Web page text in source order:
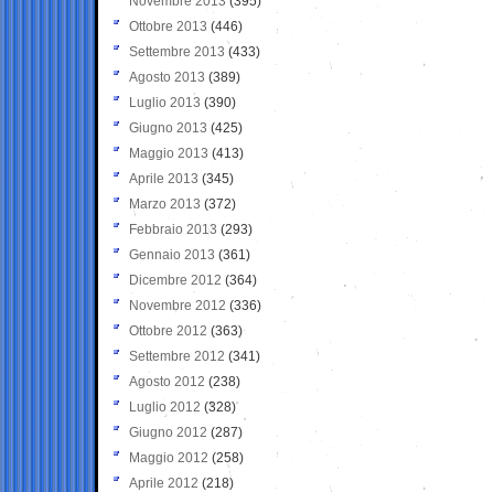
Ottobre 2013 (446)
Settembre 2013 (433)
Agosto 2013 (389)
Luglio 2013 (390)
Giugno 2013 (425)
Maggio 2013 (413)
Aprile 2013 (345)
Marzo 2013 (372)
Febbraio 2013 (293)
Gennaio 2013 (361)
Dicembre 2012 (364)
Novembre 2012 (336)
Ottobre 2012 (363)
Settembre 2012 (341)
Agosto 2012 (238)
Luglio 2012 (328)
Giugno 2012 (287)
Maggio 2012 (258)
Aprile 2012 (218)